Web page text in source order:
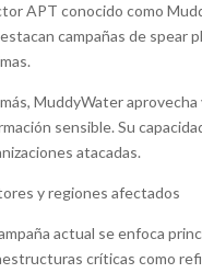
APT conocido como
campañas de spear
MuddyWater
sensible. Su
atacadas.
y regiones afectados
actual se enfoca
críticas como